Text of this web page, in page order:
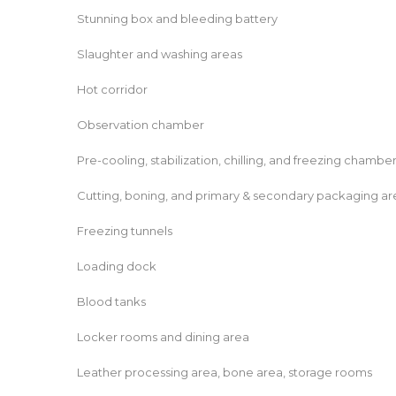
Stunning box and bleeding battery
Slaughter and washing areas
Hot corridor
Observation chamber
Pre-cooling, stabilization, chilling, and freezing
Cutting, boning, and primary & secondary packaging
Freezing tunnels
Loading dock
Blood tanks
Locker rooms and dining area
Leather processing area, bone area, storage rooms